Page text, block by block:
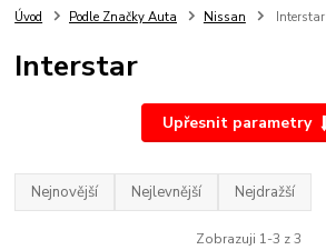
Úvod Podle Značky Auta Nissan Interstar
Interstar
Upřesnit parametry
Nejnovější Nejlevnější Nejdražší
Zobrazuji 1-3 z 3